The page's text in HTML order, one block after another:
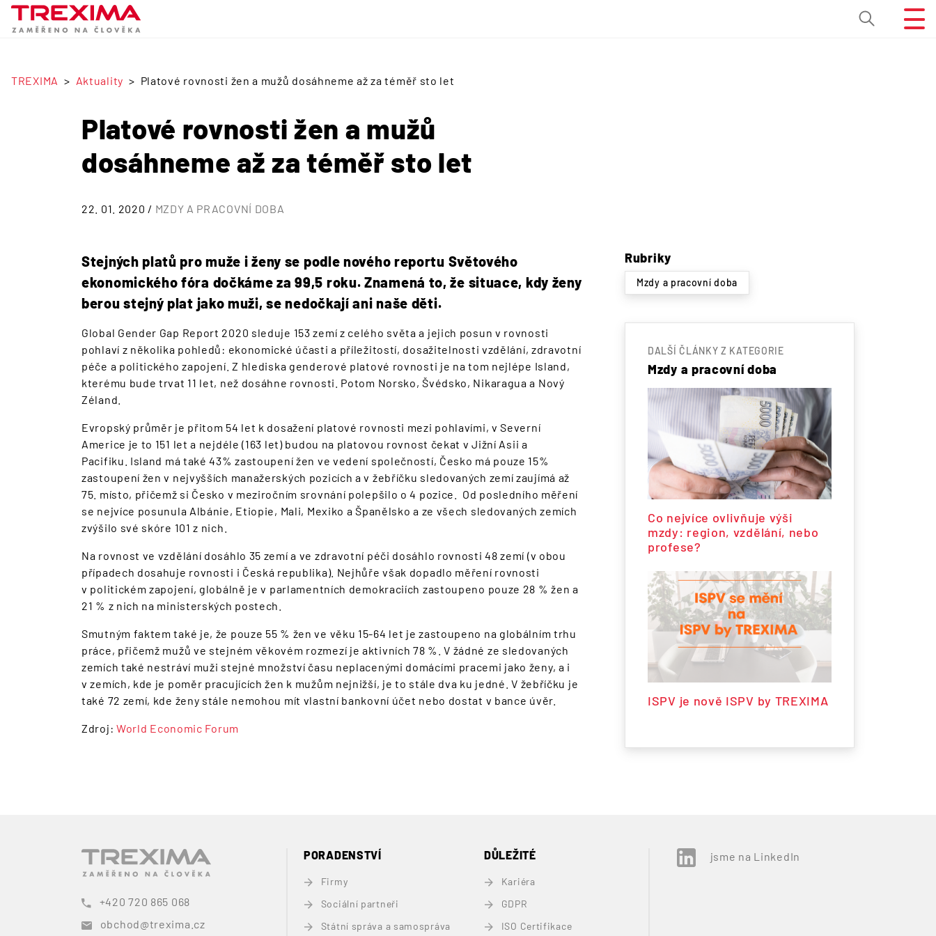
TREXIMA Aktuality Platové rovnosti žen a mužů dosáhneme až za téměř sto let
Platové rovnosti žen a mužů
dosáhneme až za téměř sto let
22. 01. 2020 / MZDY A PRACOVNÍ DOBA
Stejných platů pro muže i ženy se podle nového reportu Světového
ekonomického fóra dočkáme za 99,5 roku. Znamená to, že situace, kdy ženy
berou stejný plat jako muži, se nedočkají ani naše děti.
Global Gender Gap Report 2020 sleduje 153 zemí z celého světa a jejich posun v rovnosti
pohlaví z několika pohledů: ekonomické účasti a příležitostí, dosažitelnosti vzdělání, zdravotní
péče a politického zapojení. Z hlediska genderové platové rovnosti je na tom nejlépe Island,
kterému bude trvat 11 let, než dosáhne rovnosti. Potom Norsko, Švédsko, Nikaragua a Nový
Zéland.
Evropský průměr je přitom 54 let k dosažení platové rovnosti mezi pohlavími, v Severní
Americe je to 151 let a nejdéle (163 let) budou na platovou rovnost čekat v Jižní Asii a
Pacifiku. Island má také 43% zastoupení žen ve vedení společností, Česko má pouze 15%
zastoupení žen v nejvyšších manažerských pozicích a v žebříčku sledovaných zemí zaujímá až
75. místo, přičemž si Česko v meziročním srovnání polepšilo o 4 pozice. Od posledního měření
se nejvíce posunula Albánie, Etiopie, Mali, Mexiko a Španělsko a ze všech sledovaných zemích
zvýšilo své skóre 101 z nich.
Na rovnost ve vzdělání dosáhlo 35 zemí a ve zdravotní péči dosáhlo rovnosti 48 zemí (v obou
případech dosahuje rovnosti i Česká republika). Nejhůře však dopadlo měření rovnosti
v politickém zapojení, globálně je v parlamentních demokraciích zastoupeno pouze 28 % žen a
21 % z nich na ministerských postech.
Smutným faktem také je, že pouze 55 % žen ve věku 15-64 let je zastoupeno na globálním trhu
práce, přičemž mužů ve stejném věkovém rozmezí je aktivních 78 %. V žádné ze sledovaných
zemích také nestráví muži stejné množství času neplacenými domácími pracemi jako ženy, a i
v zemích, kde je poměr pracujících žen k mužům nejnižší, je to stále dva ku jedné. V žebříčku je
také 72 zemí, kde ženy stále nemohou mít vlastní bankovní účet nebo dostat v bance úvěr.
Zdroj: World Economic Forum
Rubriky
Mzdy a pracovní doba
DALŠÍ ČLÁNKY Z KATEGORIE
Mzdy a pracovní doba
Co nejvíce ovlivňuje výši
mzdy: region, vzdělání, nebo
profese?
ISPV je nově ISPV by TREXIMA
+420 720 865 068
obchod@trexima.cz
PORADENSTVÍ
Firmy
Sociální partneři
Státní správa a samospráva
DŮLEŽITÉ
Kariéra
GDPR
ISO Certifikace
jsme na LinkedIn